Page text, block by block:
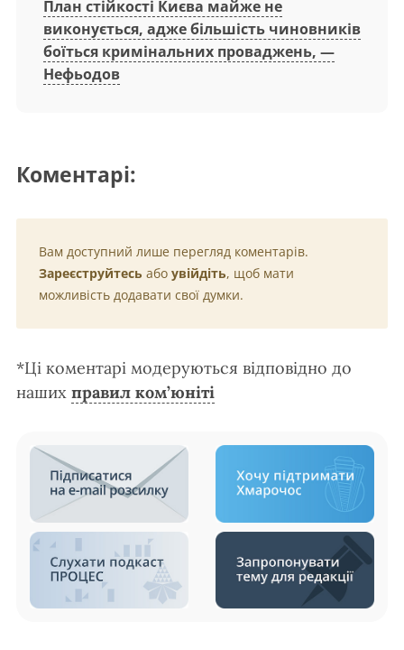
План стійкості Києва майже не
виконується, адже більшість чиновників
боїться кримінальних проваджень, —
Нефьодов
Коментарі:
Вам доступний лише перегляд коментарів.
Зареєструйтесь або увійдіть, щоб мати
можливість додавати свої думки.
*Ці коментарі модеруються відповідно до
наших правил ком’юніті